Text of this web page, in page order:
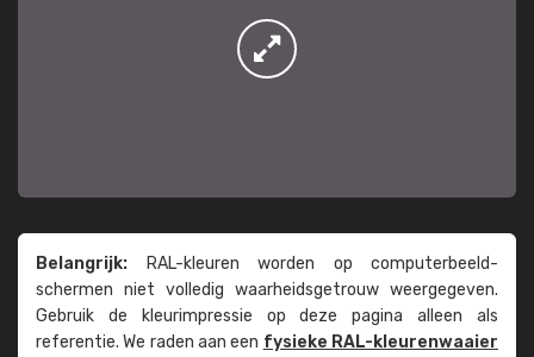
Belangrijk: RAL-kleuren worden op computer­beeld­
schermen niet volledig waarheids­­getrouw weer­gegeven.
Gebruik de kleur­impressie op deze pagina alleen als
referentie. We raden aan een fysieke RAL-kleuren­waaier